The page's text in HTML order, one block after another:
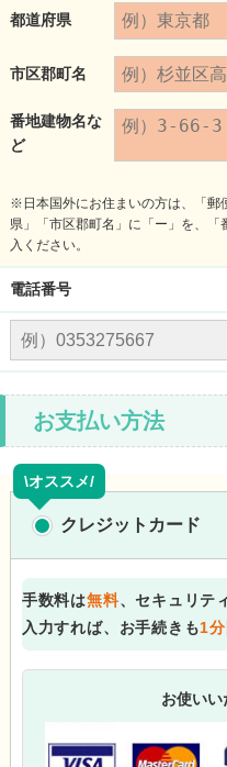
都道府県
市区郡町名
番地建物名な
ど
※日本国外にお住まいの方は、「郵
県」「市区郡町名」に「ー」を、
入ください。
電話番号
お支払い方法
\オススメ/
クレジットカード
手数料は無料、セキュリテ
入力すれば、お手続きも1分
お使いい